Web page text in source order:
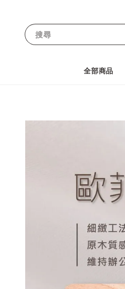
搜尋
全部商品